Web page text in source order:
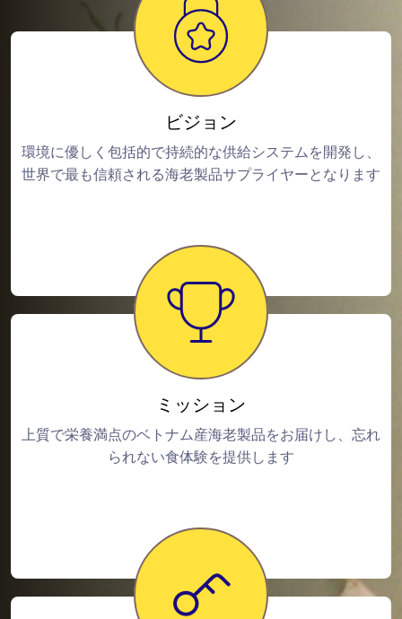
ビジョン
環境に優しく包括的で持続的な供給システムを開発し、
世界で最も信頼される海老製品サプライヤーとなります
ミッション
上質で栄養満点のベトナム産海老製品をお届けし、忘れ
られない食体験を提供します